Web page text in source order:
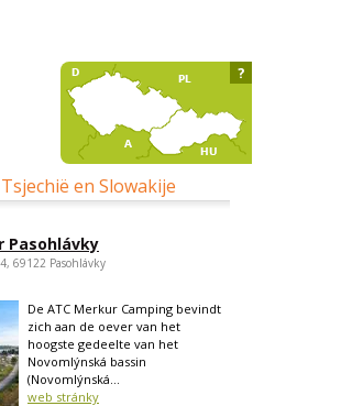
en Slowakije
Pasohlávky
69122 Pasohlávky
De ATC Merkur Camping bevindt
zich aan de oever van het
hoogste gedeelte van het
Novomlýnská bassin
(Novomlýnská...
web stránky
?